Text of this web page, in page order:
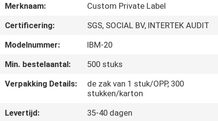
KWALITEITSCONTROLE
SITEMAP
PRIVACY
Merknaam:
Custom Private Label
Certificering:
SGS, SOCIAL BV, INTERTEK AUDIT
Modelnummer:
IBM-20
Min. bestelaantal:
500 stuks
Verpakking Details:
de zak van 1 stuk/OPP, 300
stukken/karton
Levertijd:
35-40 dagen